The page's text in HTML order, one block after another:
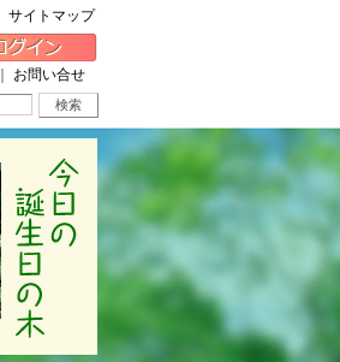
サイトマップ
お問い合せ